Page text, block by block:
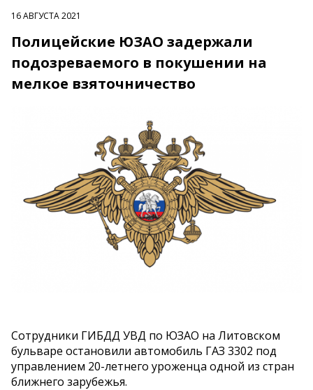
16 АВГУСТА 2021
Полицейские ЮЗАО задержали
подозреваемого в покушении на
мелкое взяточничество
Сотрудники ГИБДД УВД по ЮЗАО на Литовском
бульваре остановили автомобиль ГАЗ 3302 под
управлением 20-летнего уроженца одной из стран
ближнего зарубежья.